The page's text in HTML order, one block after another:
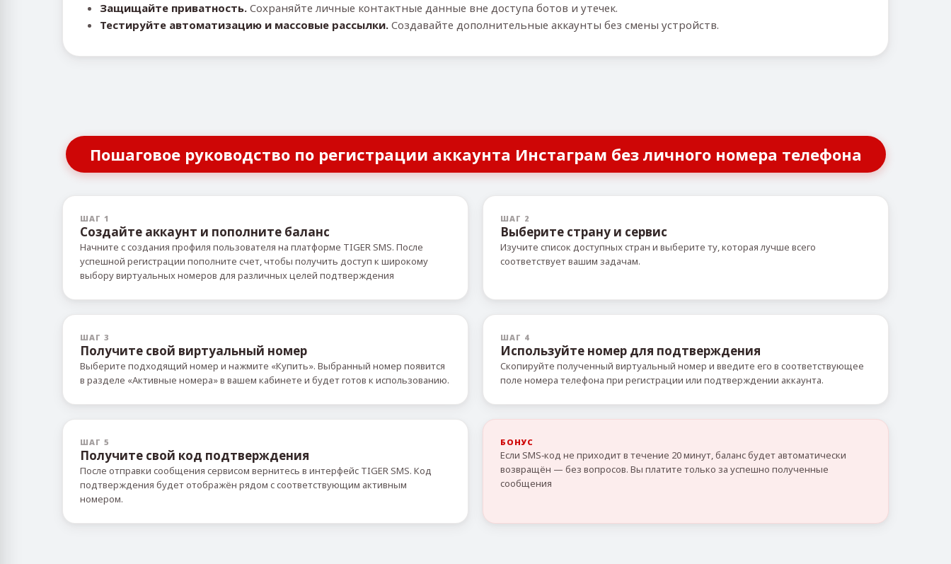
Защищайте приватность. Сохраняйте личные контактные данные вне доступа ботов и утечек.
Тестируйте автоматизацию и массовые рассылки. Создавайте дополнительные аккаунты без смены устройств.
Пошаговое руководство по регистрации аккаунта Инстаграм без личного номера телефона
ШАГ 1
Создайте аккаунт и пополните баланс
Начните с создания профиля пользователя на платформе TIGER SMS. После
успешной регистрации пополните счет, чтобы получить доступ к широкому
выбору виртуальных номеров для различных целей подтверждения
ШАГ 2
Выберите страну и сервис
Изучите список доступных стран и выберите ту, которая лучше всего
соответствует вашим задачам.
ШАГ 3
Получите свой виртуальный номер
Выберите подходящий номер и нажмите «Купить». Выбранный номер появится
в разделе «Активные номера» в вашем кабинете и будет готов к использованию.
ШАГ 4
Используйте номер для подтверждения
Скопируйте полученный виртуальный номер и введите его в соответствующее
поле номера телефона при регистрации или подтверждении аккаунта.
ШАГ 5
Получите свой код подтверждения
После отправки сообщения сервисом вернитесь в интерфейс TIGER SMS. Код
подтверждения будет отображён рядом с соответствующим активным
номером.
БОНУС
Если SMS‑код не приходит в течение 20 минут, баланс будет автоматически
возвращён — без вопросов. Вы платите только за успешно полученные
сообщения